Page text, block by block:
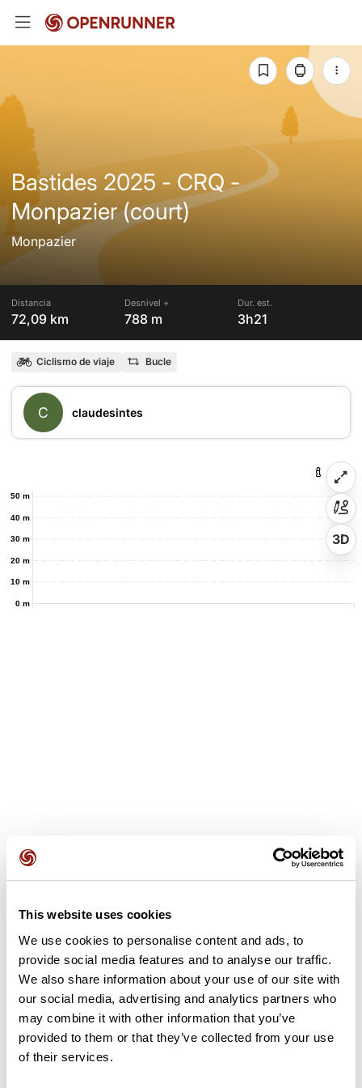
This website uses cookies
We use cookies to personalise content and ads, to
provide social media features and to analyse our traffic.
We also share information about your use of our site with
our social media, advertising and analytics partners who
may combine it with other information that you’ve
provided to them or that they’ve collected from your use
of their services.
Bastides 2025 - CRQ -
Monpazier (court)
Monpazier
Distancia
72,09 km
Desnivel +
788 m
Dur. est.
3h21
Ciclismo de viaje Bucle
C claudesintes
0 m
10 m
20 m
30 m
40 m
50 m
3D
Opiniones de los usuarios
Este recorrido aún no contiene opiniones. ¿Ya lo has
completado? ¡Deja la primera opinión!
Añadir una opinión